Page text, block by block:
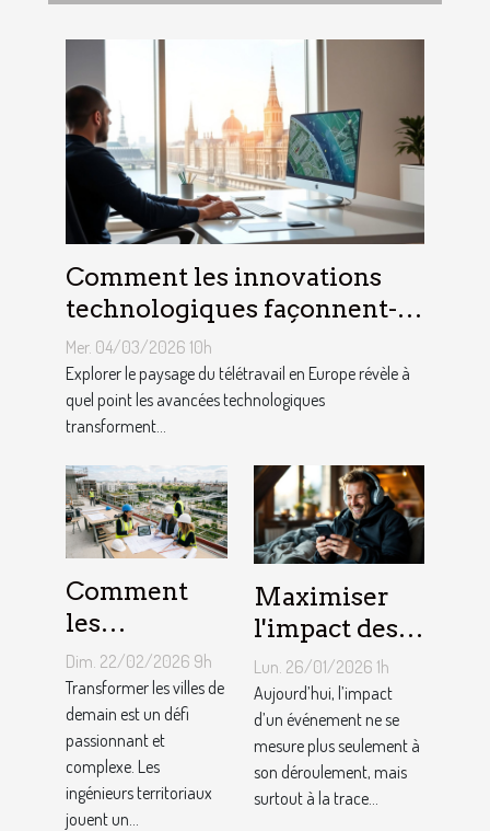
Comment les innovations
technologiques façonnent-
elles le télétravail en Europe
?
Mer. 04/03/2026 10h
Explorer le paysage du télétravail en Europe révèle à
quel point les avancées technologiques
transforment...
Comment
les
ingénieurs
territoriaux
façonnent-
ils les villes
de demain ?
Dim. 22/02/2026 9h
Transformer les villes de
demain est un défi
passionnant et
complexe. Les
ingénieurs territoriaux
jouent un...
Maximiser
l'impact des
événements
avec des
souvenirs
audio
personnalisés
Lun. 26/01/2026 1h
Aujourd’hui, l’impact
d’un événement ne se
mesure plus seulement à
son déroulement, mais
surtout à la trace...